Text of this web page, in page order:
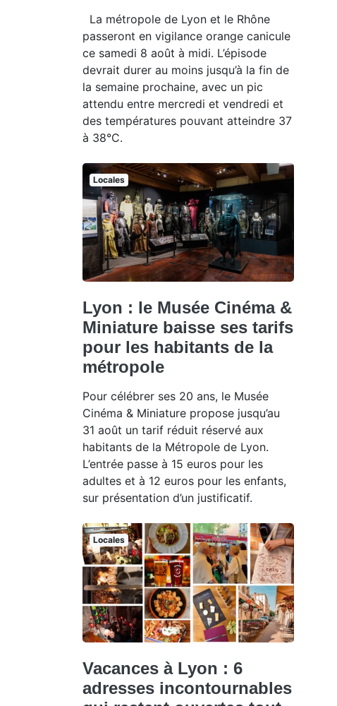
La métropole de Lyon et le Rhône
passeront en vigilance orange canicule
ce samedi 8 août à midi. L’épisode
devrait durer au moins jusqu’à la fin de
la semaine prochaine, avec un pic
attendu entre mercredi et vendredi et
des températures pouvant atteindre 37
à 38°C.
Locales
Lyon : le Musée Cinéma &
Miniature baisse ses tarifs
pour les habitants de la
métropole
Pour célébrer ses 20 ans, le Musée
Cinéma & Miniature propose jusqu’au
31 août un tarif réduit réservé aux
habitants de la Métropole de Lyon.
L’entrée passe à 15 euros pour les
adultes et à 12 euros pour les enfants,
sur présentation d’un justificatif.
Locales
Vacances à Lyon : 6
adresses incontournables